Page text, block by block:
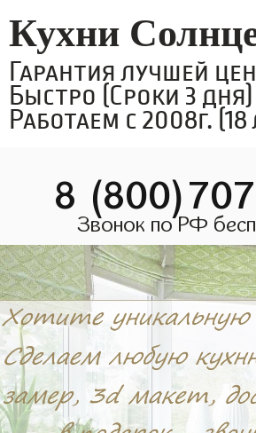
Кухни
Гарантия лучшей
Быстро (Сроки 3 дня)
Работаем с 2008г. (18
8
Звонок по РФ